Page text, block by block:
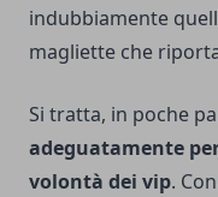
indubbiamente
magliette che
Si tratta, in poche
adeguatamente
volontà dei vip.